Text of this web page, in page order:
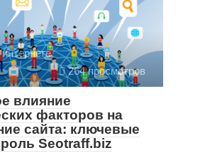
264 просмотров
влияние
факторов на
сайта: ключевые
Seotraff.biz